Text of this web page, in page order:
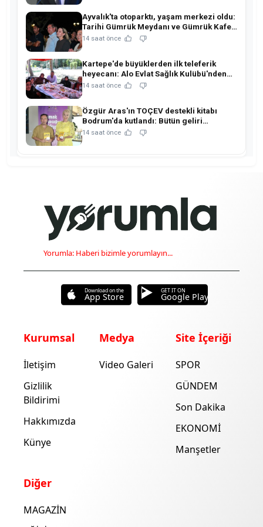
Ayvalık'ta otoparktı, yaşam merkezi oldu:
Tarihi Gümrük Meydanı ve Gümrük Kafe
açıldı!
14 saat önce
Kartepe'de büyüklerden ilk teleferik
heyecanı: Alo Evlat Sağlık Kulübü'nden
anlamlı buluşma!
14 saat önce
Özgür Aras'ın TOÇEV destekli kitabı
Bodrum'da kutlandı: Bütün geliri
çocukların eğitimine!
14 saat önce
Yorumla: Haberi bizimle yorumlayın...
Download on the
App Store
GET IT ON
Google Play
Kurumsal
İletişim
Gizlilik
Bildirimi
Hakkımızda
Künye
Medya
Video Galeri
Site İçeriği
SPOR
GÜNDEM
Son Dakika
EKONOMİ
Manşetler
Diğer
MAGAZİN